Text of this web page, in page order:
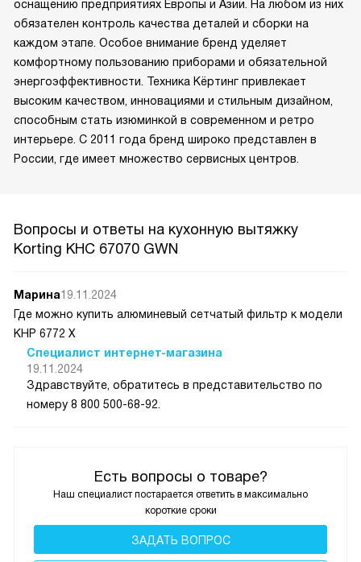
оснащению предприятиях Европы и Азии. На любом из них
обязателен контроль качества деталей и сборки на
каждом этапе. Особое внимание бренд уделяет
комфортному пользованию приборами и обязательной
энергоэффективности. Техника Кёртинг привлекает
высоким качеством, инновациями и стильным дизайном,
способным стать изюминкой в современном и ретро
интерьере. С 2011 года бренд широко представлен в
России, где имеет множество сервисных центров.
Вопросы и ответы на кухонную вытяжку
Korting KHC 67070 GWN
Есть вопросы о товаре?
Наш специалист постарается ответить в максимально
короткие сроки
ЗАДАТЬ ВОПРОС
Марина19.11.2024
Где можно купить алюминевый сетчатый фильтр к модели
КНР 6772 Х
Специалист интернет-магазина
19.11.2024
Здравствуйте, обратитесь в представительство по
номеру 8 800 500-68-92.